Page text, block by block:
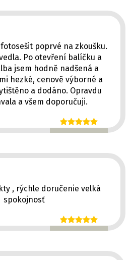
poprvé na zkoušku.
Po otevření balíčku a
jsem hodně nadšená a
hezké, cenově výborné a
a dodáno. Opravdu
a všem doporučuji.
, rýchle doručenie velká
spokojnosť